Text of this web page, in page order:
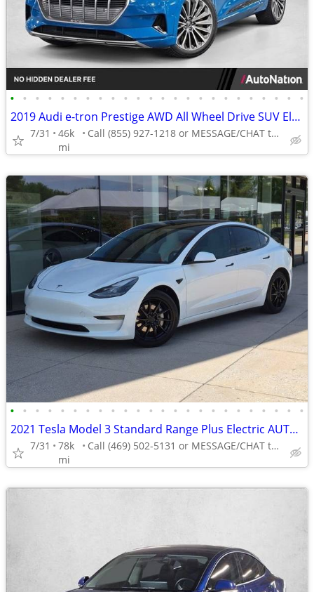
• • • • • • • • • • • • • • • • • • • • • • • •
2019 Audi e-tron Prestige AWD All Wheel Drive SUV Electric AUTONATION
7/31
46k
mi
Call (855) 927-1218 or MESSAGE/CHAT to confirm availability
• • • • • • • • • • • • • • • • • • • • • • • •
2021 Tesla Model 3 Standard Range Plus Electric AUTONATION
7/31
78k
mi
Call (469) 502-5131 or MESSAGE/CHAT to confirm availability